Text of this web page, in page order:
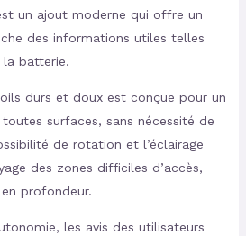
un ajout moderne qui offre un
des informations utiles telles
la batterie.
durs et doux est conçue pour un
surfaces, sans nécessité de
de rotation et l’éclairage
des zones difficiles d’accès,
profondeur.
les avis des utilisateurs